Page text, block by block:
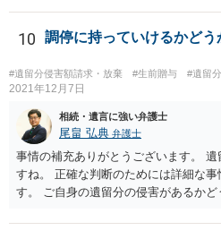
10 調停に持っていけるかど
#遺留分侵害額請求・放棄 #生前贈与 #遺留
2021年12月7日
相続・遺言に強い弁護士
尾畠 弘典 弁護士
事情の補充ありがとうございます。
すね。 正確な判断のためには詳細な
す。 ご自身の遺留分の侵害があるか
相談されるのが良いと思います。